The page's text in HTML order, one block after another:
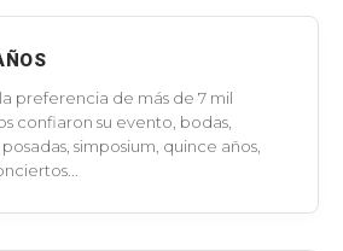
preferencia de más de 7 mil
confiaron su evento, bodas,
simposium, quince años,